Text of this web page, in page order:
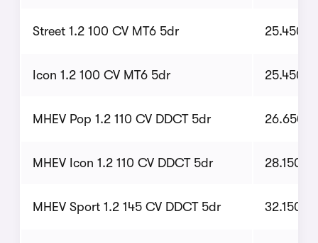
Street 1.2 100 CV MT6 5dr 25.450 €
Icon 1.2 100 CV MT6 5dr 25.450 €
MHEV Pop 1.2 110 CV DDCT 5dr 26.650 €
MHEV Icon 1.2 110 CV DDCT 5dr 28.150 €
MHEV Sport 1.2 145 CV DDCT 5dr 32.150 €